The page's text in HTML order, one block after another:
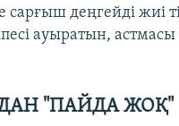
сарғыш деңгейді жиі
ауыратын,
"ПАЙДА ЖОҚ"